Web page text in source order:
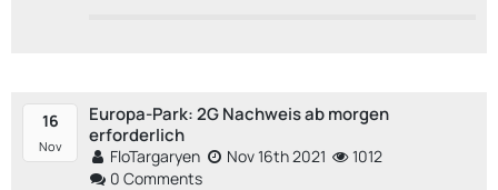
16
Nov
Europa-Park: 2G Nachweis ab morgen
erforderlich
FloTargaryen Nov 16th 2021
1012
0 Comments